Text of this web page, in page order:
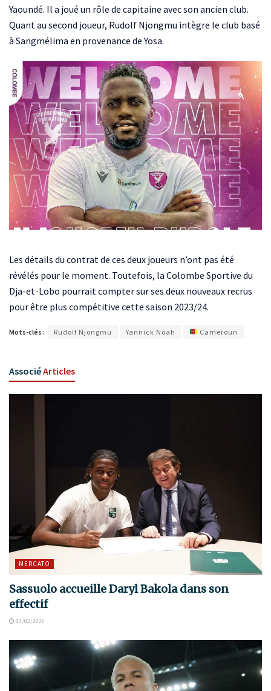
Yaoundé. Il a joué un rôle de capitaine avec son ancien club.
Quant au second joueur, Rudolf Njongmu intègre le club basé
à Sangmélima en provenance de Yosa.
Les détails du contrat de ces deux joueurs n’ont pas été
révélés pour le moment. Toutefois, la Colombe Sportive du
Dja-et-Lobo pourrait compter sur ses deux nouveaux recrus
pour être plus compétitive cette saison 2023/24.
Mots-clés : Rudolf Njongmu Yannick Noah Cameroun
AssociéArticles
MERCATO
Sassuolo accueille Daryl Bakola dans son
effectif
03/02/2026